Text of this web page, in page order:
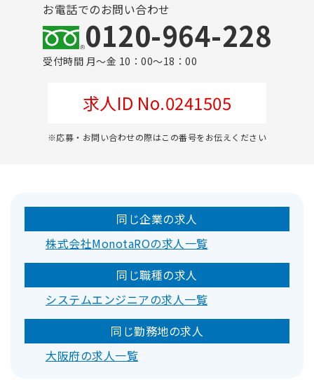
お電話でのお問い合わせ
0120-964-228
受付時間 月～金 10：00～18：00
求人ID No.0241505
※応募・お問い合わせの際はこの番号をお伝えください
同じ企業の求人
株式会社MonotaROの求人一覧
同じ職種の求人
システムエンジニアの求人一覧
同じ勤務地の求人
大阪府の求人一覧